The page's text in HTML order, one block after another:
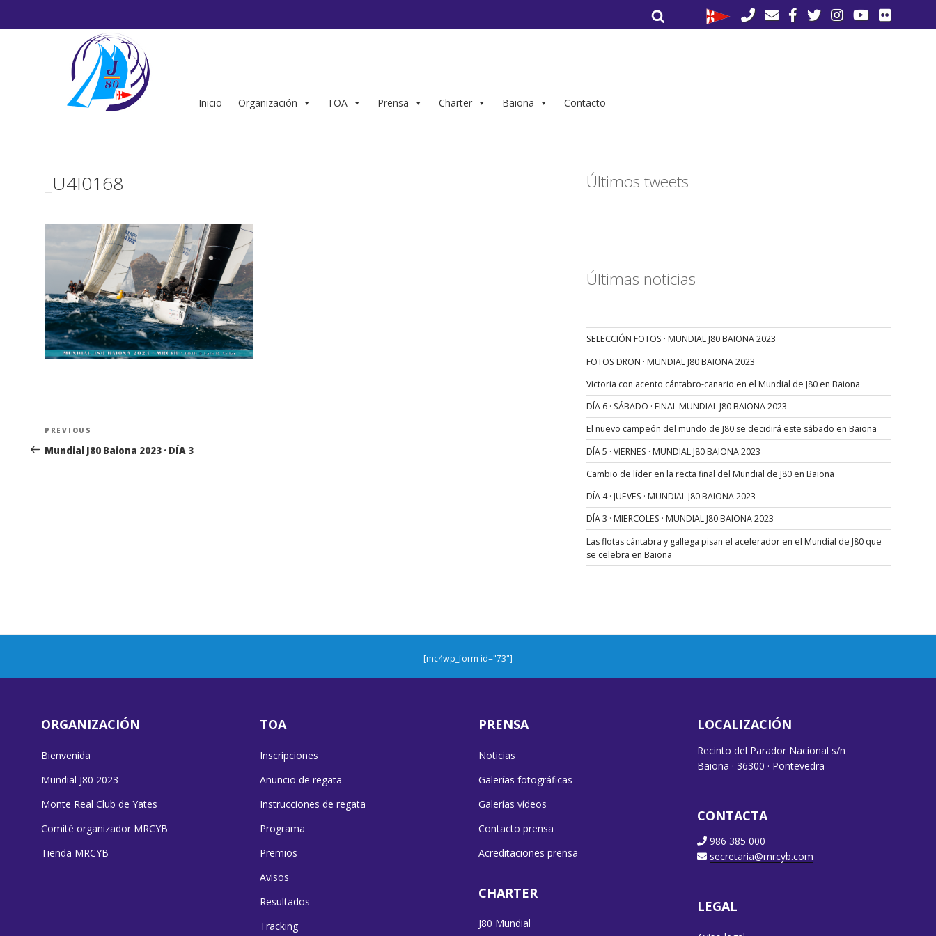
por:
Inicio Organización TOA Prensa Charter Baiona Contacto
_U4I0168
Navegación
de
Previous
Post
PREVIOUS
Mundial J80 Baiona 2023 · DÍA 3
Últimos tweets
Últimas noticias
SELECCIÓN FOTOS · MUNDIAL J80 BAIONA 2023
FOTOS DRON · MUNDIAL J80 BAIONA 2023
Victoria con acento cántabro-canario en el Mundial de J80 en Baiona
DÍA 6 · SÁBADO · FINAL MUNDIAL J80 BAIONA 2023
El nuevo campeón del mundo de J80 se decidirá este sábado en Baiona
DÍA 5 · VIERNES · MUNDIAL J80 BAIONA 2023
Cambio de líder en la recta final del Mundial de J80 en Baiona
DÍA 4 · JUEVES · MUNDIAL J80 BAIONA 2023
DÍA 3 · MIERCOLES · MUNDIAL J80 BAIONA 2023
Las flotas cántabra y gallega pisan el acelerador en el Mundial de J80 que
se celebra en Baiona
[mc4wp_form id="73"]
ORGANIZACIÓN
Bienvenida
Mundial J80 2023
Monte Real Club de Yates
Comité organizador MRCYB
Tienda MRCYB
TOA
Inscripciones
Anuncio de regata
Instrucciones de regata
Programa
Premios
Avisos
Resultados
Tracking
PRENSA
Noticias
Galerías fotográficas
Galerías vídeos
Contacto prensa
Acreditaciones prensa
CHARTER
J80 Mundial
LOCALIZACIÓN
Recinto del Parador Nacional s/n
Baiona · 36300 · Pontevedra
CONTACTA
986 385 000
secretaria@mrcyb.com
LEGAL